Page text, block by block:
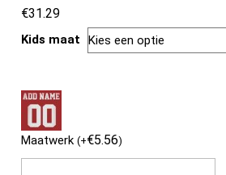
€31.29
Kids maat
Maatwerk(+€5.56)